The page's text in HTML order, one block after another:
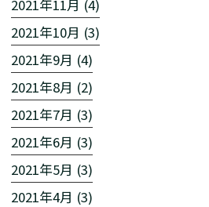
2021年11月 (4)
2021年10月 (3)
2021年9月 (4)
2021年8月 (2)
2021年7月 (3)
2021年6月 (3)
2021年5月 (3)
2021年4月 (3)